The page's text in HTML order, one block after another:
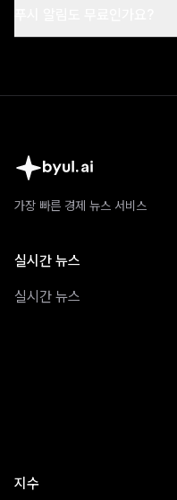
가장 빠른 경제 뉴스 서비스
실시간 뉴스
실시간 뉴스
지수